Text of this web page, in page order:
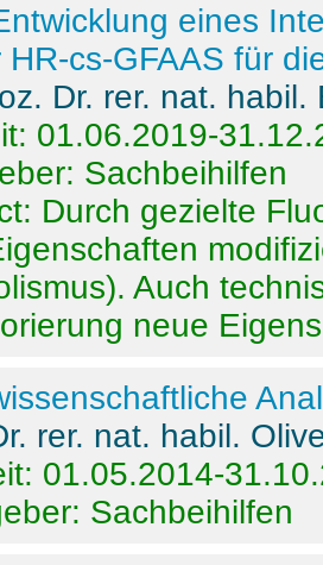
eines
HR-cs-GFAAS für
Dr. rer. nat.
01.06.2019-
Sachbeihilfen
Durch gezielte
Auch
neue
rer. nat. habil.
01.05.2014-
Sachbeihilfen